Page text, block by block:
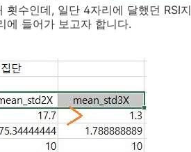
수인데, 일단 4자리에 달했던 RSI
에 들어가 보고자 합니다.